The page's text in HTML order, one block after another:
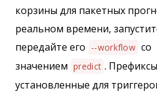
корзины для пакетных
реальном времени,
передайте его --workflow со
значением predict .
установленные для